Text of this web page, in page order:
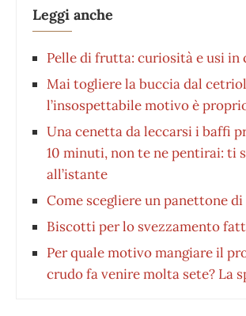
Leggi anche
Pelle di frutta: curiosità e usi in
Mai togliere la buccia dal
l’insospettabile motivo è
Una cenetta da leccarsi i baffi
10 minuti, non te ne pentirai: ti
all’istante
Come scegliere un panettone
Biscotti per lo svezzamento
Per quale motivo mangiare il
crudo fa venire molta sete? La